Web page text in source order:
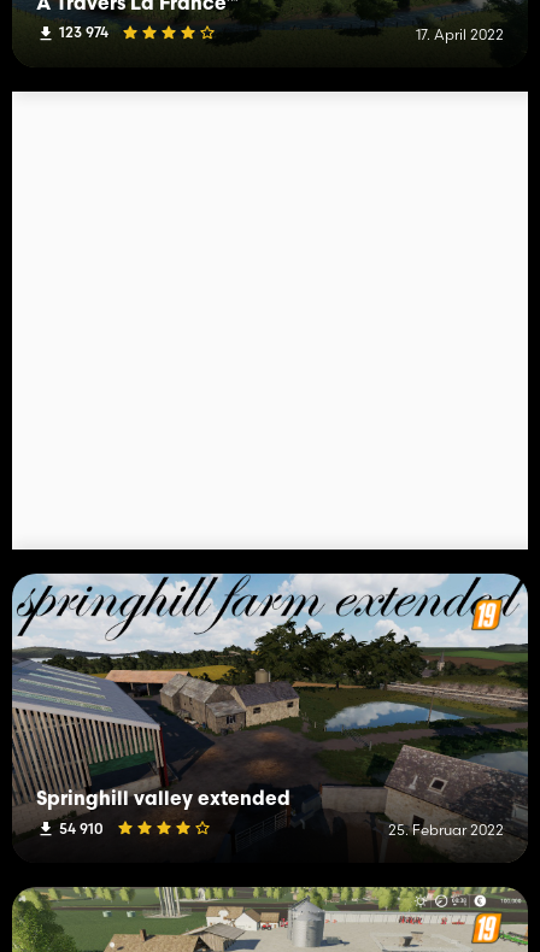
À Travers La France™
123 974 17. April 2022
Springhill valley extended
54 910 25. Februar 2022